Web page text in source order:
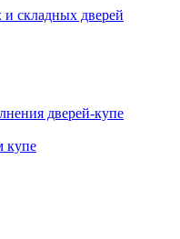
складных дверей
дверей-купе
купе